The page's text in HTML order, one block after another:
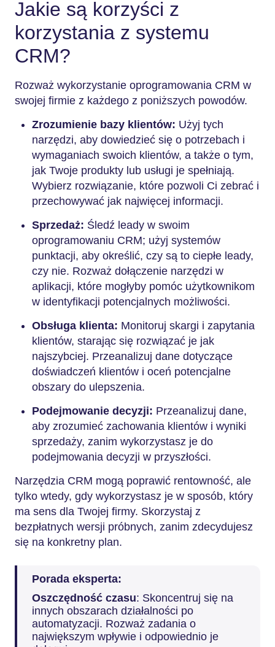
Jakie są korzyści z
korzystania z systemu
CRM?
Rozważ wykorzystanie oprogramowania CRM w
swojej firmie z każdego z poniższych powodów.
Zrozumienie bazy klientów: Użyj tych
narzędzi, aby dowiedzieć się o potrzebach i
wymaganiach swoich klientów, a także o tym,
jak Twoje produkty lub usługi je spełniają.
Wybierz rozwiązanie, które pozwoli Ci zebrać i
przechowywać jak najwięcej informacji.
Sprzedaż: Śledź leady w swoim
oprogramowaniu CRM; użyj systemów
punktacji, aby określić, czy są to ciepłe leady,
czy nie. Rozważ dołączenie narzędzi w
aplikacji, które mogłyby pomóc użytkownikom
w identyfikacji potencjalnych możliwości.
Obsługa klienta: Monitoruj skargi i zapytania
klientów, starając się rozwiązać je jak
najszybciej. Przeanalizuj dane dotyczące
doświadczeń klientów i oceń potencjalne
obszary do ulepszenia.
Podejmowanie decyzji: Przeanalizuj dane,
aby zrozumieć zachowania klientów i wyniki
sprzedaży, zanim wykorzystasz je do
podejmowania decyzji w przyszłości.
Narzędzia CRM mogą poprawić rentowność, ale
tylko wtedy, gdy wykorzystasz je w sposób, który
ma sens dla Twojej firmy. Skorzystaj z
bezpłatnych wersji próbnych, zanim zdecydujesz
się na konkretny plan.
Porada eksperta:
Oszczędność czasu: Skoncentruj się na
innych obszarach działalności po
automatyzacji. Rozważ zadania o
największym wpływie i odpowiednio je